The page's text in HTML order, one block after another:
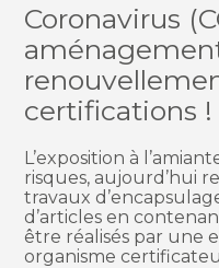
Coronavirus
certifications !
L’exposition à
risques, aujourd’hui
travaux
d’articles en
être réalisés par une
organisme